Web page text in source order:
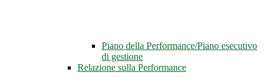
Piano della Performance/Piano esecutivo
di gestione
Relazione sulla Performance